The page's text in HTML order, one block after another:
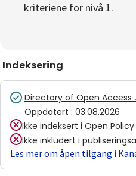
kriteriene for nivå 1.
Indeksering
Directory of Open Access
Oppdatert : 03.08.2026
Ikke indeksert i Open Policy
Ikke inkludert i
Les mer om åpen tilgang i